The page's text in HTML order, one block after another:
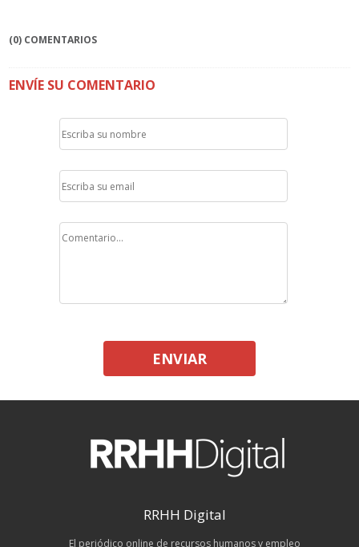
(0) COMENTARIOS
ENVÍE SU COMENTARIO
ENVIAR
RRHH Digital
El periódico online de recursos humanos y empleo